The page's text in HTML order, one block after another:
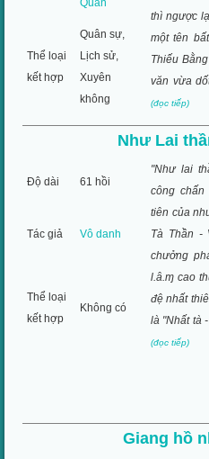
thì ngược
một tên
Thiếu
văn vừa
(đọc tiếp)
Quan
Thể loại
kết hợp
Quân sự,
Lịch sử,
Xuyên
không
Như Lai
Độ dài 61 hồi
"Như lai
công chấn
tiên của
Tà Thần -
chưởng
l.â.ɱ cao
đệ nhất
là "Nhất tà
(đọc tiếp)
Tác giả Vô danh
Thể loại
kết hợp
Không có
Giang hồ